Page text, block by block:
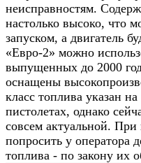
неисправностям.
настолько высоко, что
запуском, а двигатель
«Евро-2» можно
выпущенных до 2000
оснащены
класс топлива указан
пистолетах, однако
совсем актуальной.
попросить у оператора
топлива - по закону их